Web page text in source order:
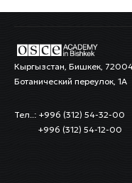
Азамат
Ассистент по
Технический
Кыргызстан, Бишкек,
Ботанический переулок, 1А
Тел..: +996 (312) 54-32-00
+996 (312) 54-12-00